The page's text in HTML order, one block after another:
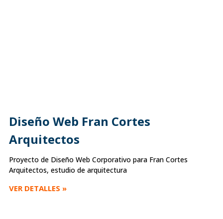
Diseño Web Fran Cortes
Arquitectos
Proyecto de Diseño Web Corporativo para Fran Cortes
Arquitectos, estudio de arquitectura
VER DETALLES »